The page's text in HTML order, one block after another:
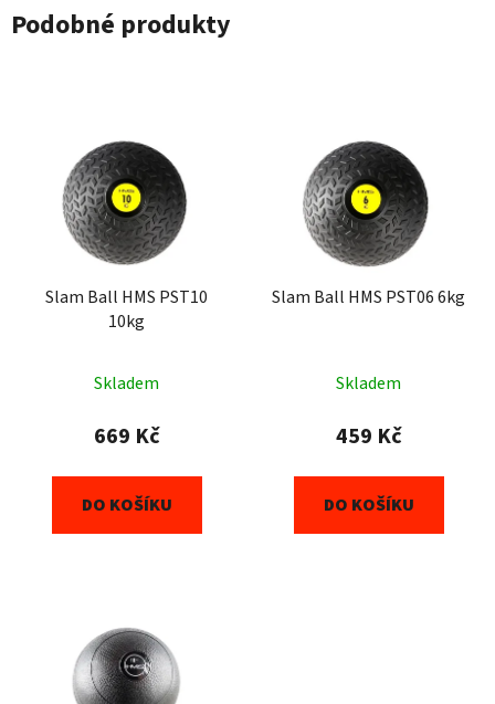
Podobné produkty
Slam Ball HMS PST10
10kg
Skladem
669 Kč
DO KOŠÍKU
Slam Ball HMS PST06 6kg
Skladem
459 Kč
DO KOŠÍKU